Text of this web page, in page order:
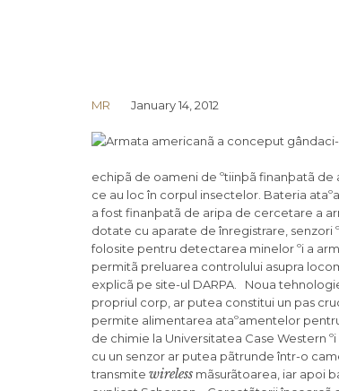
MR January 14, 2012
echipã de oameni de ºtiinþã finanþatã
ce au loc în corpul insectelor. Bateria
a fost finanþatã de aripa de cercetare a
dotate cu aparate de înregistrare, senzori
folosite pentru detectarea minelor ºi a
permitã preluarea controlului asupra
explicã pe site-ul DARPA. Noua
propriul corp, ar putea constitui un pas
permite alimentarea ataºamentelor
de chimie la Universitatea Case Western
cu un senzor ar putea pãtrunde într-o
transmite wireless mãsurãtoarea, iar apoi